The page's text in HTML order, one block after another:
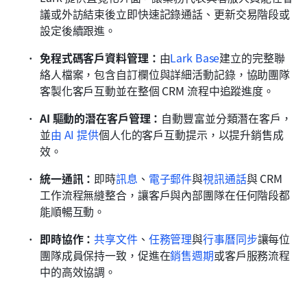
議或外訪結束後立即快速記錄通話、更新交易階段或
設定後續跟進。
免程式碼客戶資料管理： 由Lark Base建立的完整聯
絡人檔案，包含自訂欄位與詳細活動記錄，協助團隊
客製化客戶互動並在整個 CRM 流程中追蹤進度。
AI 驅動的潛在客戶管理： 自動豐富並分類潛在客戶，
並由 AI 提供個人化的客戶互動提示，以提升銷售成
效。
統一通訊： 即時訊息 、 電子郵件與視訊通話與 CRM
工作流程無縫整合，讓客戶與內部團隊在任何階段都
能順暢互動。
即時協作：共享文件、 任務管理與行事曆同步讓每位
團隊成員保持一致，促進在銷售週期或客戶服務流程
中的高效協調。